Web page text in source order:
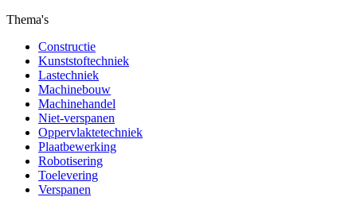
Thema's
Constructie
Kunststoftechniek
Lastechniek
Machinebouw
Machinehandel
Niet-verspanen
Oppervlaktetechniek
Plaatbewerking
Robotisering
Toelevering
Verspanen